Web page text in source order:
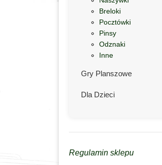
Breloki
Pocztówki
Pinsy
Odznaki
Inne
Gry Planszowe
Dla Dzieci
Regulamin sklepu